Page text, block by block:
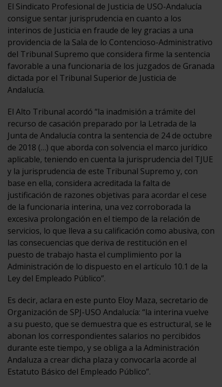
El Sindicato Profesional de Justicia de USO-Andalucía
consigue sentar jurisprudencia en cuanto a los
interinos de Justicia en fraude de ley gracias a una
providencia de la Sala de lo Contencioso-Administrativo
del Tribunal Supremo que considera firme la sentencia
favorable a una funcionaria de los juzgados de Granada
dictada por el Tribunal Superior de Justicia de
Andalucía.
El Alto Tribunal acordó “la inadmisión a trámite del
recurso de casación preparado por la Letrada de la
Junta de Andalucía contra la sentencia de 24 de octubre
de 2018 (…) que aborda con solvencia el marco jurídico
aplicable, teniendo en cuenta la jurisprudencia del TJUE
y la jurisprudencia de este Tribunal Supremo y, con
base en ella, considera acreditada la falta de
justificación de razones objetivas para acordar el cese
de la funcionaria interina, una vez corroborada la
excesiva prolongación en el tiempo de la relación de
servicios, lo que lleva a su calificación como abusiva, con
las consecuencias que deriva de restitución en el
puesto de trabajo hasta el cumplimiento por la
Administración de lo dispuesto en el artículo 10.1 de la
Ley del Empleado Público”.
Es decir, aclara en este punto Eloy Maza, secretario de
Organización de SPJ-USO Andalucía: “la interina vuelve
a su puesto, que se demuestra que es estructural, se le
abonan los correspondientes salarios no percibidos
durante este tiempo, y se obliga a la Administración
Andaluza a crear dicha plaza y convocarla acorde al
Estatuto Básico del Empleado Público”.